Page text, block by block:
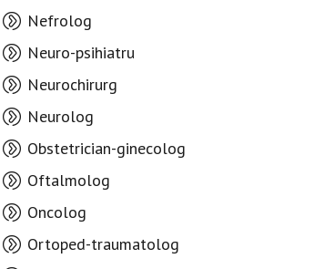
Nefrolog
Neuro-psihiatru
Neurochirurg
Neurolog
Obstetrician-ginecolog
Oftalmolog
Oncolog
Ortoped-traumatolog